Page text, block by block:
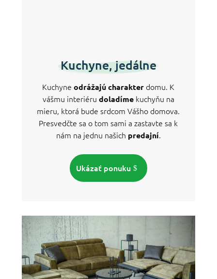
Kuchyne, jedálne
Kuchyneodrážajú charakter domu. K
vášmu interiéru doladímekuchyňu na
mieru, ktorá bude srdcom Vášho domova.
Presvedčte sa o tom sami a zastavte sa k
nám na jednu našich predajní.
Ukázať ponuku